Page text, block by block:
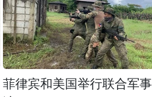
菲律宾和美国举行联合军事